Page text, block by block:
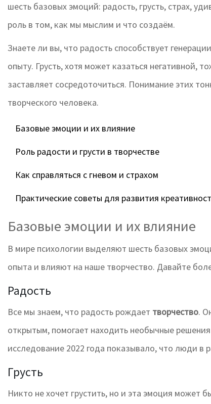
шесть базовых эмоций: радость, грусть, страх,
роль в том, как мы мыслим и что создаём.
Знаете ли вы, что радость способствует
опыту. Грусть, хотя может казаться негативной,
заставляет сосредоточиться. Понимание этих
творческого человека.
Базовые эмоции и их влияние
Роль радости и грусти в творчестве
Как справляться с гневом и страхом
Практические советы для развития
Базовые эмоции и их влияние
В мире психологии выделяют шесть базовых
опыта и влияют на наше творчество. Давайте
Радость
Все мы знаем, что радость рождает творчество.
открытым, помогает находить необычные
исследование 2022 года показывало, что люди
Грусть
Никто не хочет грустить, но и эта эмоция может